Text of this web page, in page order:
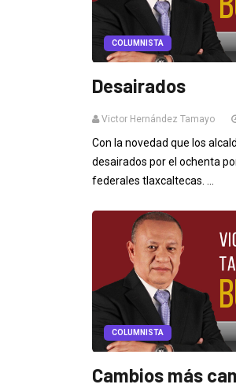
COLUMNISTA
Desairados
Victor Hernández Tamayo
Con la novedad que los
desairados por el ochenta
federales tlaxcaltecas. ...
COLUMNISTA
Cambios más